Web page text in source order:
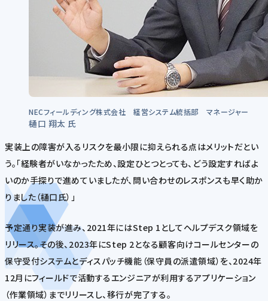
NECフィールディング株式会社 経営システム統括部 マネージャー
樋口 翔太 氏
実装上の障害が入るリスクを最小限に抑えられる点はメリットだとい
う。「経験者がいなかったため、設定ひとつとっても、どう設定すればよ
いのか手探りで進めていましたが、問い合わせのレスポンスも早く助か
りました（樋口氏）」
予定通り実装が進み、2021年にはStep 1としてヘルプデスク領域を
リリース。その後、2023年にStep 2となる顧客向けコールセンターの
保守受付システムとディスパッチ機能（保守員の派遣領域）を、2024年
12月にフィールドで活動するエンジニアが利用するアプリケーション
（作業領域）までリリースし、移行が完了する。